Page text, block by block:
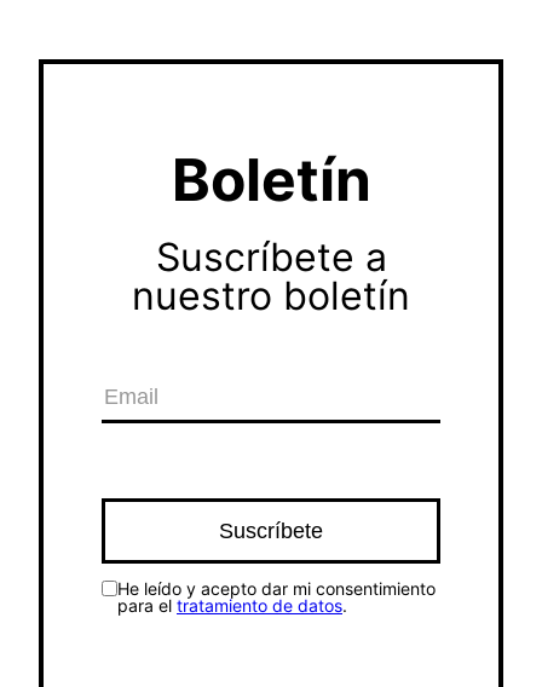
Boletín
Suscríbete a
nuestro boletín
He leído y acepto dar mi consentimiento
para el tratamiento de datos.